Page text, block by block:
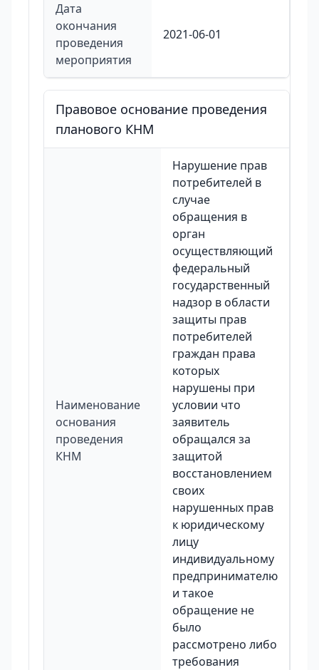
Дата
окончания
проведения
мероприятия
2021-06-01
Правовое основание проведения
планового КНМ
Наименование
основания
проведения
КНМ
Нарушение прав
потребителей в
случае
обращения в
орган
осуществляющий
федеральный
государственный
надзор в области
защиты прав
потребителей
граждан права
которых
нарушены при
условии что
заявитель
обращался за
защитой
восстановлением
своих
нарушенных прав
к юридическому
лицу
индивидуальному
предпринимателю
и такое
обращение не
было
рассмотрено либо
требования